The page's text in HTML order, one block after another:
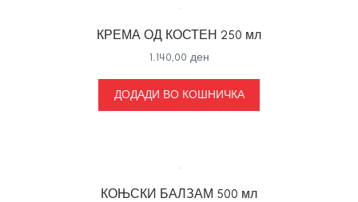
КРЕМА ОД КОСТЕН 250 мл
1.140,00 ден
ДОДАДИ ВО КОШНИЧКА
КОЊСКИ БАЛЗАМ 500 мл